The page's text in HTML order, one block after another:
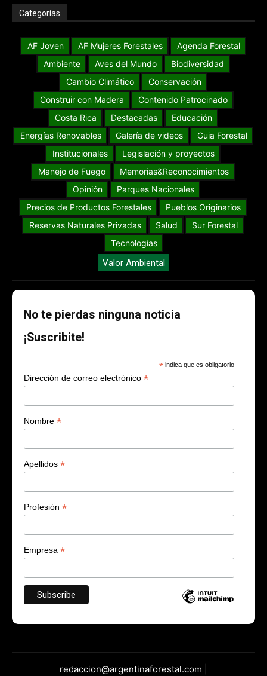
Categorías
AF Joven AF Mujeres Forestales
Agenda Forestal
Ambiente
Aves del Mundo
Biodiversidad
Cambio Climático
Conservación
Construir con Madera
Contenido Patrocinado
Costa Rica
Destacadas
Educación
Energías Renovables
Galería de videos
Guia Forestal
Institucionales
Legislación y proyectos
Manejo de Fuego
Memorias&Reconocimientos
Opinión
Parques Nacionales
Precios de Productos Forestales
Pueblos Originarios
Reservas Naturales Privadas
Salud
Sur Forestal
Tecnologías
Valor Ambiental
No te pierdas ninguna noticia
¡Suscribite!
* indica que es obligatorio
Dirección de correo electrónico *
Nombre *
Apellidos *
Profesión *
Empresa *
redaccion@argentinaforestal.com |